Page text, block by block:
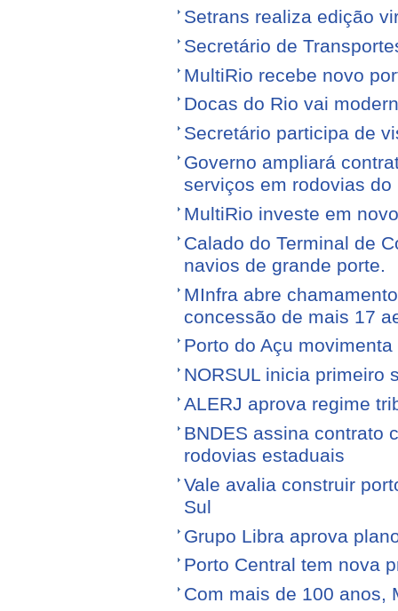
Setrans realiza edição
Secretário de
MultiRio recebe novo
Docas do Rio vai
Secretário participa de
Governo ampliará
serviços em rodovias do
MultiRio investe em
Calado do Terminal de
navios de grande porte.
MInfra abre
concessão de mais 17
Porto do Açu
NORSUL inicia primeiro
ALERJ aprova regime
BNDES assina contrato
rodovias estaduais
Vale avalia construir
Sul
Grupo Libra aprova
Porto Central tem nova
Com mais de 100 anos,